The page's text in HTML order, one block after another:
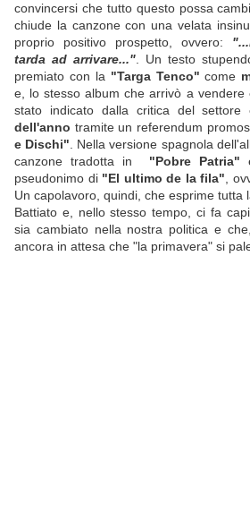
convincersi che tutto questo possa
chiude la canzone con una velata
proprio positivo prospetto, ovvero:
tarda ad arrivare...". Un testo
premiato con la "Targa Tenco" come
e, lo stesso album che arrivò a vendere
stato indicato dalla critica del settore
dell'anno tramite un referendum
e Dischi" . Nella versione spagnola
canzone tradotta in "Pobre Patria"
pseudonimo di "El ultimo de la fila" ,
Un capolavoro, quindi, che esprime tutta
Battiato e, nello stesso tempo, ci fa
sia cambiato nella nostra politica e
ancora in attesa che "la primavera" si